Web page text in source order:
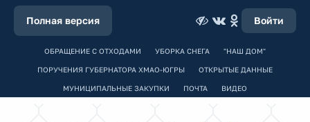
Полная версия Войти
ОБРАЩЕНИЕ С ОТХОДАМИ УБОРКА СНЕГА "НАШ ДОМ"
ПОРУЧЕНИЯ ГУБЕРНАТОРА ХМАО-ЮГРЫ ОТКРЫТЫЕ ДАННЫЕ
МУНИЦИПАЛЬНЫЕ ЗАКУПКИ ПОЧТА ВИДЕО